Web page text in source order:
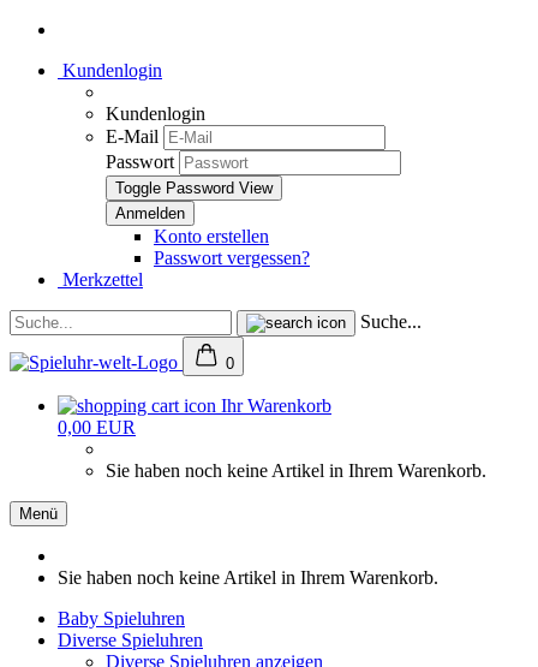
Kundenlogin
Kundenlogin
E-Mail
Passwort
Toggle Password View
Konto erstellen
Passwort vergessen?
Merkzettel
Suche...
0
Ihr Warenkorb
0,00 EUR
Sie haben noch keine Artikel in Ihrem Warenkorb.
Menü
Sie haben noch keine Artikel in Ihrem Warenkorb.
Baby Spieluhren
Diverse Spieluhren
Diverse Spieluhren anzeigen